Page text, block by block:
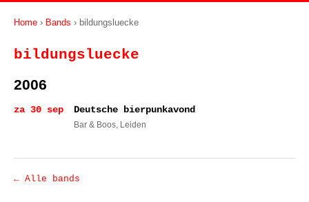
Home › Bands › bildungsluecke
bildungsluecke
2006
za 30 sep Deutsche bierpunkavond
Bar & Boos, Leiden
← Alle bands